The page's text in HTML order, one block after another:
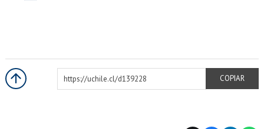
https://uchile.cl/d139228
COPIAR